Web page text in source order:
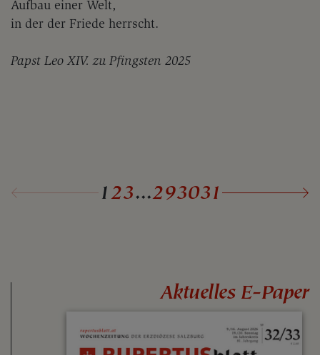
Aufbau einer Welt,
in der der Friede herrscht.
Papst Leo XIV. zu Pfingsten 2025
123...293031
Aktuelles E-Paper